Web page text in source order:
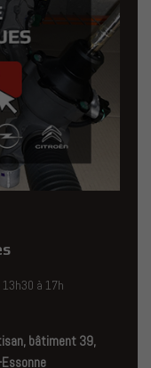
à 17h
bâtiment 39,